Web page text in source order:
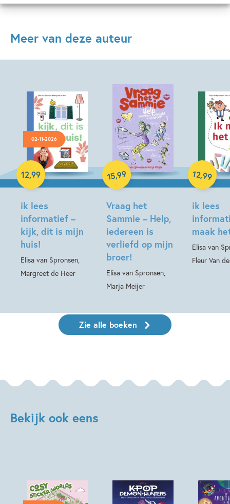
Meer van deze auteur
02-11-2026
ik lees
informatief –
kijk, dit is mijn
huis!
Elisa van Spronsen,
Margreet de Heer
12,99
Hardcover
Vraag het
Sammie – Help,
iedereen is
verliefd op mijn
broer!
Elisa van Spronsen,
Marja Meijer
15,99
Hardcover
ik lees
maak
Elisa van
Fleur Van
12,99
Hardcover
Zie alle boeken
Bekijk ook eens